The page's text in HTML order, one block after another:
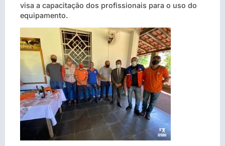
visa a capacitação dos profissionais para o uso do
equipamento.